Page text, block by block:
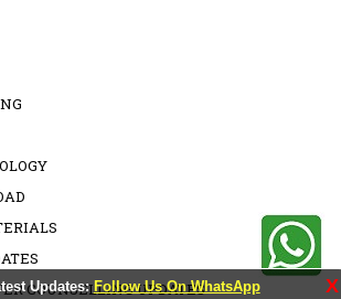
Updates: Follow Us On WhatsApp X
COUNSELLING UPDATES